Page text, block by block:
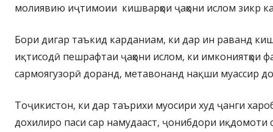
молиявию иҷтимоии кишварҳои ҷаҳони ислом зикр
Бори дигар таъкид карданиам, ки дар ин раванд
иқтисодӣ пешрафтаи ҷаҳони ислом, ки имкониятҳои
сармоягузорӣ доранд, метавонанд нақши муассир
Тоҷикистон, ки дар таърихи муосири худ ҷанги
дохилиро паси сар намудааст, ҷонибдори иқдомоти